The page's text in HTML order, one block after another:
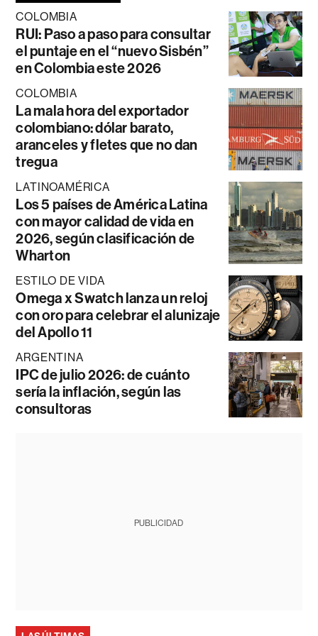
COLOMBIA
RUI: Paso a paso para consultar
el puntaje en el “nuevo Sisbén”
en Colombia este 2026
COLOMBIA
La mala hora del exportador
colombiano: dólar barato,
aranceles y fletes que no dan
tregua
LATINOAMÉRICA
Los 5 países de América Latina
con mayor calidad de vida en
2026, según clasificación de
Wharton
ESTILO DE VIDA
Omega x Swatch lanza un reloj
con oro para celebrar el alunizaje
del Apollo 11
ARGENTINA
IPC de julio 2026: de cuánto
sería la inflación, según las
consultoras
PUBLICIDAD